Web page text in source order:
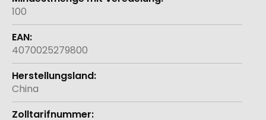
100
4070025279800
China